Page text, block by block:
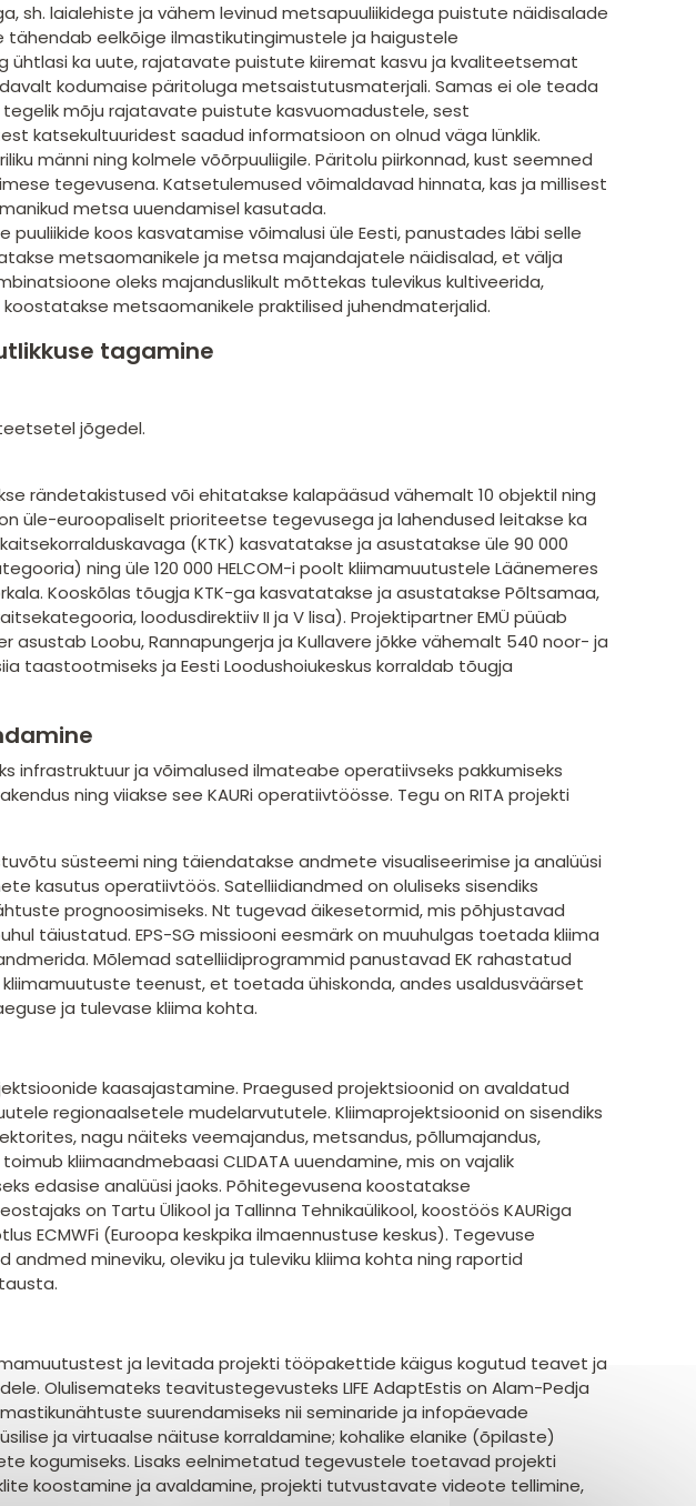
sh. laialehiste ja vähem levinud metsapuuliikidega puistute näidisalade
eelkõige ilmastikutingimustele ja haigustele
ka uute, rajatavate puistute kiiremat kasvu ja kvaliteetsemat
kodumaise päritoluga metsaistutusmaterjali. Samas ei ole teada
mõju rajatavate puistute kasvuomadustele, sest
katsekultuuridest saadud informatsioon on olnud väga lünklik.
männi ning kolmele võõrpuuliigile. Päritolu piirkonnad, kust seemned
tegevusena. Katsetulemused võimaldavad hinnata, kas ja millisest
metsa uuendamisel kasutada.
koos kasvatamise võimalusi üle Eesti, panustades läbi selle
metsaomanikele ja metsa majandajatele näidisalad, et välja
oleks majanduslikult mõttekas tulevikus kultiveerida,
metsaomanikele praktilised juhendmaterjalid.
tagamine
jõgedel.
rändetakistused või ehitatakse kalapääsud vähemalt 10 objektil ning
üle-euroopaliselt prioriteetse tegevusega ja lahendused leitakse ka
(KTK) kasvatatakse ja asustatakse üle 90 000
ning üle 120 000 HELCOM-i poolt kliimamuutustele Läänemeres
Kooskõlas tõugja KTK-ga kasvatatakse ja asustatakse Põltsamaa,
loodusdirektiiv II ja V lisa). Projektipartner EMÜ püüab
asustab Loobu, Rannapungerja ja Kullavere jõkke vähemalt 540 noor- ja
taastootmiseks ja Eesti Loodushoiukeskus korraldab tõugja
infrastruktuur ja võimalused ilmateabe operatiivseks pakkumiseks
ning viiakse see KAURi operatiivtöösse. Tegu on RITA projekti
süsteemi ning täiendatakse andmete visualiseerimise ja analüüsi
kasutus operatiivtöös. Satelliidiandmed on oluliseks sisendiks
prognoosimiseks. Nt tugevad äikesetormid, mis põhjustavad
täiustatud. EPS-SG missiooni eesmärk on muuhulgas toetada kliima
Mõlemad satelliidiprogrammid panustavad EK rahastatud
teenust, et toetada ühiskonda, andes usaldusväärset
ja tulevase kliima kohta.
kaasajastamine. Praegused projektsioonid on avaldatud
regionaalsetele mudelarvututele. Kliimaprojektsioonid on sisendiks
nagu näiteks veemajandus, metsandus, põllumajandus,
kliimaandmebaasi CLIDATA uuendamine, mis on vajalik
edasise analüüsi jaoks. Põhitegevusena koostatakse
on Tartu Ülikool ja Tallinna Tehnikaülikool, koostöös KAURiga
ECMWFi (Euroopa keskpika ilmaennustuse keskus). Tegevuse
mineviku, oleviku ja tuleviku kliima kohta ning raportid
ja levitada projekti tööpakettide käigus kogutud teavet ja
Olulisemateks teavitustegevusteks LIFE AdaptEstis on Alam-Pedja
suurendamiseks nii seminaride ja infopäevade
ja virtuaalse näituse korraldamine; kohalike elanike (õpilaste)
kogumiseks. Lisaks eelnimetatud tegevustele toetavad projekti
koostamine ja avaldamine, projekti tutvustavate videote tellimine,